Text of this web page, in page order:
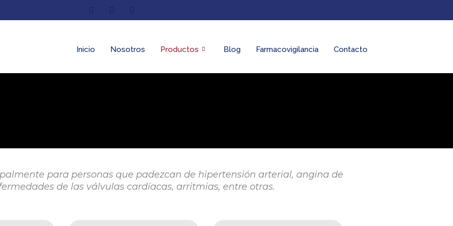
Inicio Nosotros Productos Blog Farmacovigilancia Contacto
para personas que padezcan de hipertensión arterial, angina de
de las válvulas cardíacas, arritmias, entre otras.